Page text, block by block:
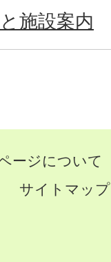
施設案内
ージについて
サイトマップ